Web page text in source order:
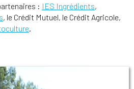
: IES Ingrédients,
, le Crédit Mutuel, le Crédit Agricole,